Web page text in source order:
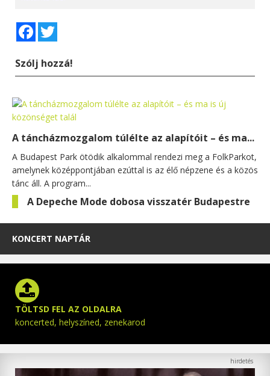
Facebook
Szólj hozzá!
A táncházmozgalom túlélte az alapítóit – és ma...
A Budapest Park ötödik alkalommal rendezi meg a FolkParkot,
amelynek középpontjában ezúttal is az élő népzene és a közös
tánc áll. A program...
A Depeche Mode dobosa visszatér Budapestre
KONCERT NAPTÁR
TÖLTSD FEL AZ OLDALRA
koncerted, helyszíned, zenekarod